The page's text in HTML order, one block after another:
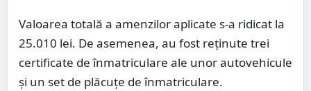
Valoarea totală a amenzilor aplicate s-a ridicat la
25.010 lei. De asemenea, au fost reținute trei
certificate de înmatriculare ale unor autovehicule
și un set de plăcuțe de înmatriculare.